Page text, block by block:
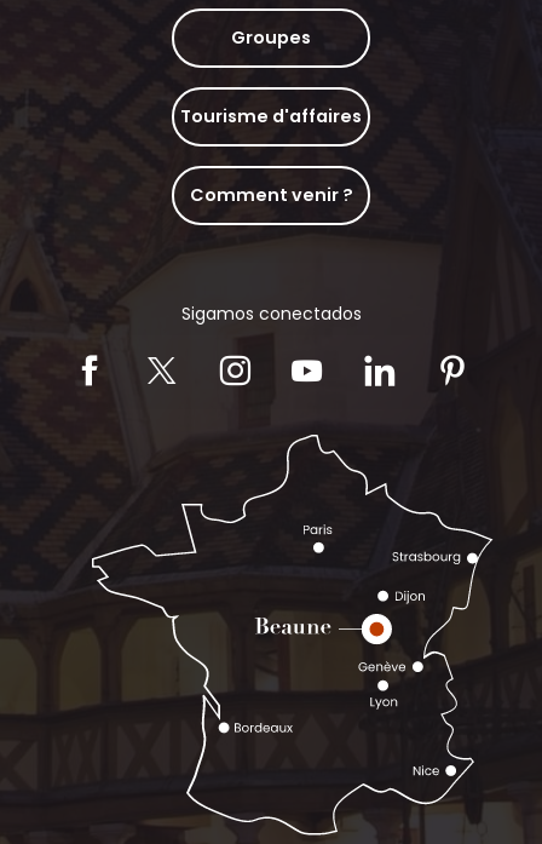
Groupes
Tourisme d'affaires
Comment venir ?
Sigamos conectados